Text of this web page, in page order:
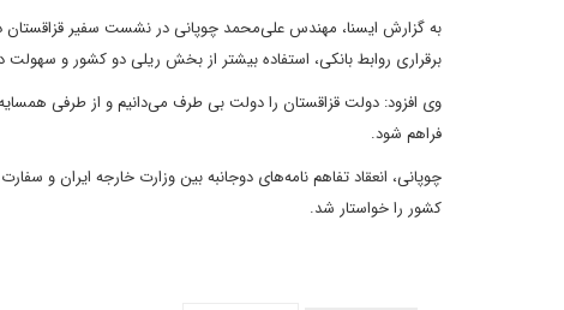
به گزارش ایسنا، مهندس علی‌محمد چوپانی در نشست سفیر قزاقستان در
برقراری روابط بانکی، استفاده بیشتر از بخش ریلی دو کشور و
وی افزود: دولت قزاقستان را دولت بی طرف می‌دانیم و از طرفی
فراهم شود.
چوپانی، انعقاد تفاهم نامه‌های دوجانبه بین وزارت خارجه ایران و
کشور را خواستار شد.